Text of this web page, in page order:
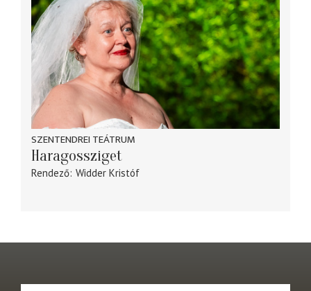
SZENTENDREI TEÁTRUM
Haragossziget
Rendező Widder Kristóf